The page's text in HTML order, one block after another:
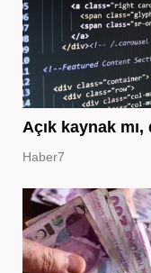
Açık kaynak mı,
Haber7